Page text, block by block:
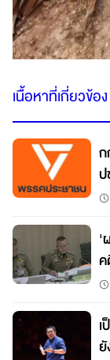
เนื้อหาที่เกี่ยวข้อง
'